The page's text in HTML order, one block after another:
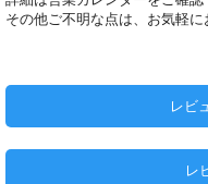
その他ご不明な点は、お気軽に
レビ
レ